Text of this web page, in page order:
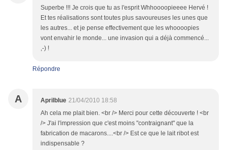
Superbe !!! Je crois que tu as l'esprit Whhoooopieeee Hervé !
Et tes réalisations sont toutes plus savoureuses les unes que
les autres... et je pense effectivement que les whoooopies
vont envahir le monde... une invasion qui a déjà commencé...
,-) !
Répondre
A Aprilblue 21/04/2010 18:58
Ah cela me plait bien. <br /> Merci pour cette découverte ! <br
/> J'ai l'impression que c'est moins "contraignant" que la
fabrication de macarons....<br /> Est ce que le lait ribot est
indispensable ?